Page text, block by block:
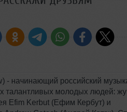
- начинающий российский
талантливых молодых людей:
Efim Kerbut (Ефим Кербут) и